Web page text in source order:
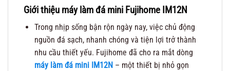
Giới thiệu máy làm đá mini Fujihome IM12N
Trong nhịp sống bận rộn ngày nay, việc chủ động
nguồn đá sạch, nhanh chóng và tiện lợi trở thành
nhu cầu thiết yếu. Fujihome đã cho ra mắt dòng
máy làm đá mini IM12N – một thiết bị nhỏ gọn